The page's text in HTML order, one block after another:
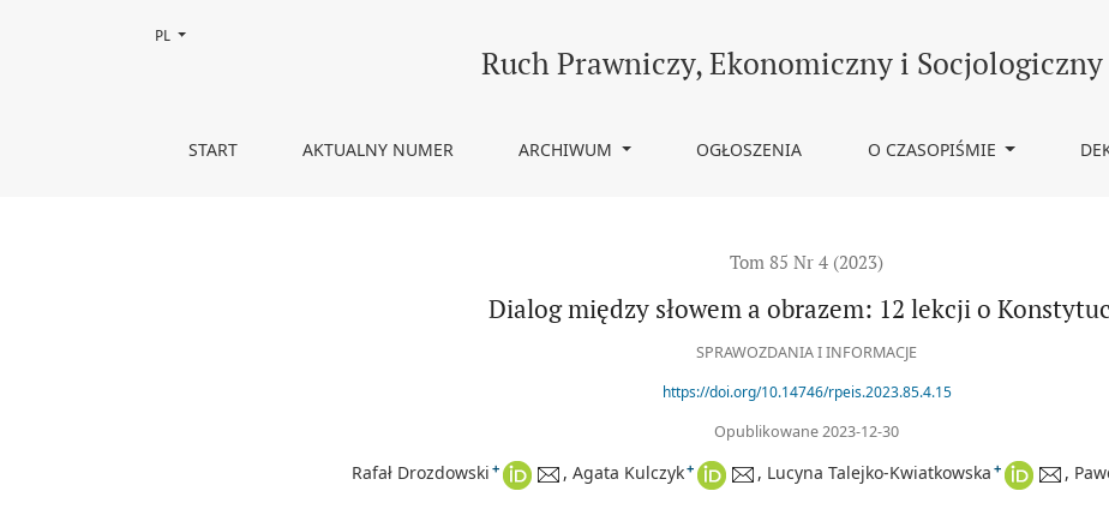
Dialog między słowem a obrazem: 12 lekcji o KonstytucjiRuch Prawniczy, Ekonomiczny i Socjologiczny
START AKTUALNY NUMER ARCHIWUM OGŁOSZENIA O CZASOPIŚMIE
Zmień język, obecnie wybrany to:
PL
Tom 85 Nr 4 (2023)
Dialog między słowem a obrazem: 12 lekcji o
SPRAWOZDANIA I INFORMACJE
https://doi.org/10.14746/rpeis.2023.85.4.15
Opublikowane 2023-12-30
Rafał Drozdowski + Agata Kulczyk+ Lucyna Talejko-Kwiatkowska +